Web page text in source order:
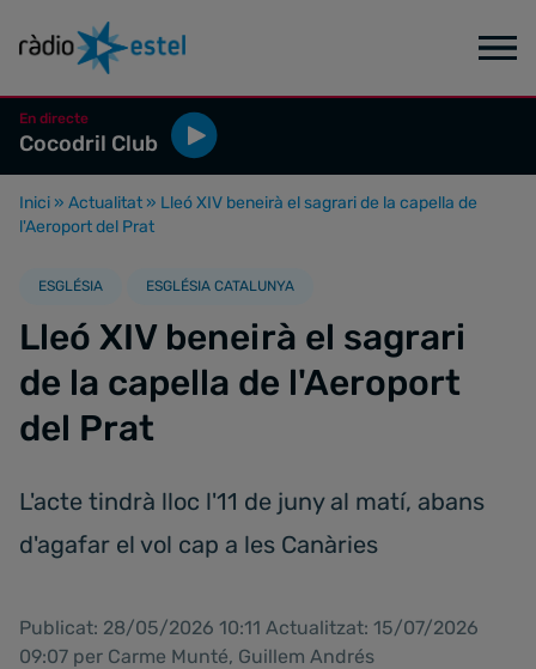
En directe
Cocodril Club
Inici » Actualitat » Lleó XIV beneirà el sagrari de la capella de
l'Aeroport del Prat
ESGLÉSIA ESGLÉSIA CATALUNYA
Lleó XIV beneirà el sagrari
de la capella de l'Aeroport
del Prat
L'acte tindrà lloc l'11 de juny al matí, abans
d'agafar el vol cap a les Canàries
Publicat: 28/05/2026 10:11 Actualitzat: 15/07/2026
09:07 per Carme Munté, Guillem Andrés